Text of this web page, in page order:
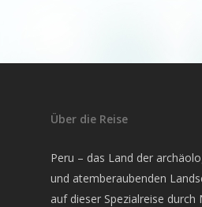
Über die Reise
Peru – das Land der
und atemberaubenden
auf dieser Spezialreise durch